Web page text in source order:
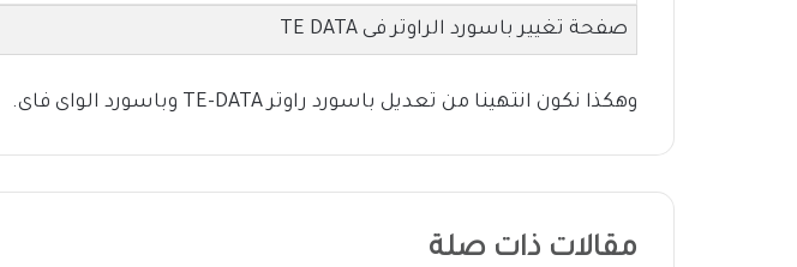
صفحة تغيير باسورد الراوتر فى TE DATA
وهكذا نكون انتهينا من تعديل باسورد راوتر TE-DATA وباسورد الواى فاى.
مقالات ذات صلة